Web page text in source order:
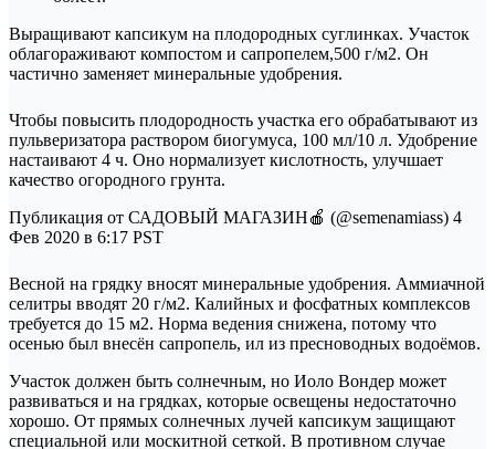
Выращивают капсикум на плодородных суглинках. Участок
облагораживают компостом и сапропелем,500 г/м2. Он
частично заменяет минеральные удобрения.
Чтобы повысить плодородность участка его обрабатывают из
пульверизатора раствором биогумуса, 100 мл/10 л. Удобрение
настаивают 4 ч. Оно нормализует кислотность, улучшает
качество огородного грунта.
Публикация от САДОВЫЙ МАГАЗИН🍎 (@semenamiass) 4
Фев 2020 в 6:17 PST
Весной на грядку вносят минеральные удобрения. Аммиачной
селитры вводят 20 г/м2. Калийных и фосфатных комплексов
требуется до 15 м2. Норма ведения снижена, потому что
осенью был внесён сапропель, ил из пресноводных водоёмов.
Участок должен быть солнечным, но Иоло Вондер может
развиваться и на грядках, которые освещены недостаточно
хорошо. От прямых солнечных лучей капсикум защищают
специальной или москитной сеткой. В противном случае